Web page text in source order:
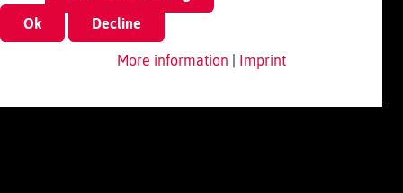
Ok Decline
More information Imprint